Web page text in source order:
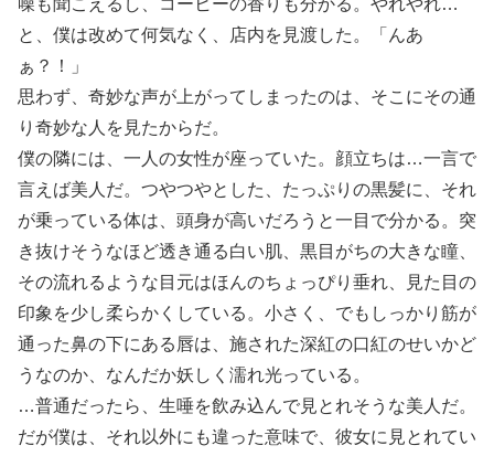
と、僕は改めて何気なく、店内を見渡した。「んあ
ぁ？！」
思わず、奇妙な声が上がってしまったのは、そこにその通
り奇妙な人を見たからだ。
僕の隣には、一人の女性が座っていた。顔立ちは…一言で
言えば美人だ。つやつやとした、たっぷりの黒髪に、それ
が乗っている体は、頭身が高いだろうと一目で分かる。突
き抜けそうなほど透き通る白い肌、黒目がちの大きな瞳、
その流れるような目元はほんのちょっぴり垂れ、見た目の
印象を少し柔らかくしている。小さく、でもしっかり筋が
通った鼻の下にある唇は、施された深紅の口紅のせいかど
うなのか、なんだか妖しく濡れ光っている。
…普通だったら、生唾を飲み込んで見とれそうな美人だ。
だが僕は、それ以外にも違った意味で、彼女に見とれてい